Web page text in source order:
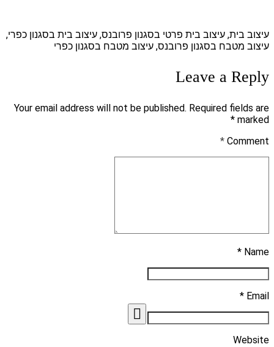
עיצוב בית, עיצוב בית פרטי בסגנון פרובנס, עיצוב בית בסגנון כפרי,
עיצוב מטבח בסגנון פרובנס, עיצוב מטבח בסגנון כפרי
Leave a Reply
Your email address will not be published. Required fields are
marked *
Comment
*
Name *
Email *
Website